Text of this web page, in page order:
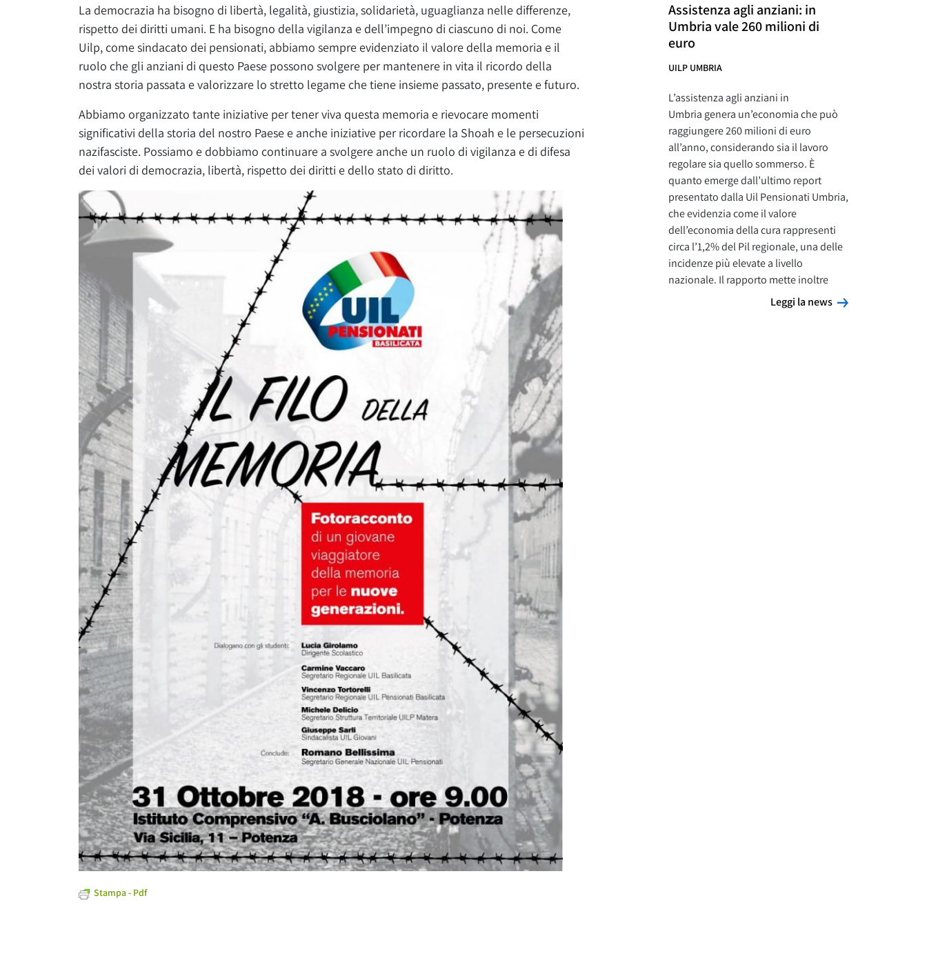
La democrazia ha bisogno di libertà, legalità, giustizia, solidarietà, uguaglianza nelle differenze,
rispetto dei diritti umani. E ha bisogno della vigilanza e dell’impegno di ciascuno di noi. Come
Uilp, come sindacato dei pensionati, abbiamo sempre evidenziato il valore della memoria e il
ruolo che gli anziani di questo Paese possono svolgere per mantenere in vita il ricordo della
nostra storia passata e valorizzare lo stretto legame che tiene insieme passato, presente e futuro.
Abbiamo organizzato tante iniziative per tener viva questa memoria e rievocare momenti
significativi della storia del nostro Paese e anche iniziative per ricordare la Shoah e le persecuzioni
nazifasciste. Possiamo e dobbiamo continuare a svolgere anche un ruolo di vigilanza e di difesa
dei valori di democrazia, libertà, rispetto dei diritti e dello stato di diritto.
Stampa - Pdf
Assistenza agli anziani: in
Umbria vale 260 milioni di
euro
UILP UMBRIA
L’assistenza agli anziani in
Umbria genera un’economia che può
raggiungere 260 milioni di euro
all’anno, considerando sia il lavoro
regolare sia quello sommerso. È
quanto emerge dall’ultimo report
presentato dalla Uil Pensionati Umbria,
che evidenzia come il valore
dell’economia della cura rappresenti
circa l’1,2% del Pil regionale, una delle
incidenze più elevate a livello
nazionale. Il rapporto mette inoltre
Leggi la news
Leggi la news